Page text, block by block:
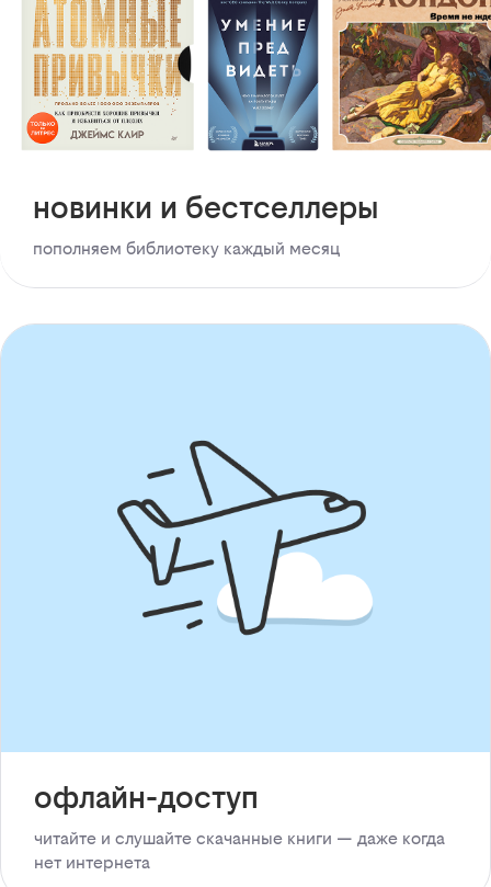
новинки и бестселлеры
пополняем библиотеку каждый месяц
офлайн-доступ
читайте и слушайте скачанные книги — даже когда
нет интернета